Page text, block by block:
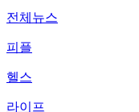
전체뉴스
피플
헬스
라이프